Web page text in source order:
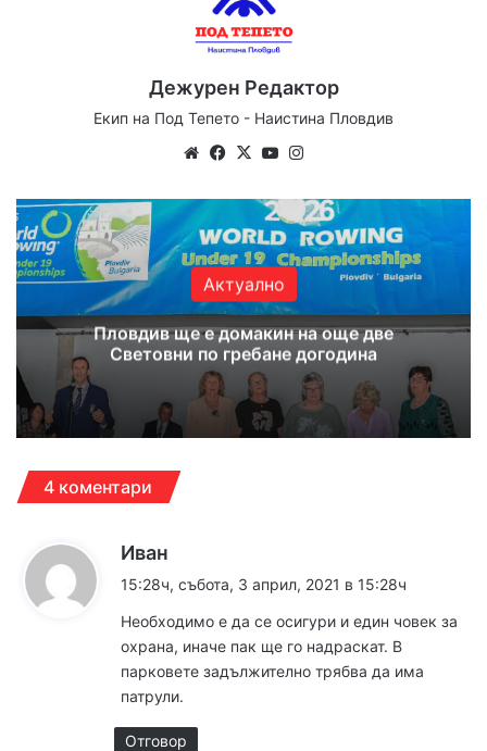
Дежурен Редактор
Екип на Под Тепето - Наистина Пловдив
We
te
Fa
bo
ok
X
Yo
ub
e
ra
m
Актуално
Пловдив ще е домакин на още две
Световни по гребане догодина
4 коментари
Иван
а
:
15:28ч, събота, 3 април, 2021 в 15:28ч
Необходимо е да се осигури и един човек за
охрана, иначе пак ще го надраскат. В
парковете задължително трябва да има
патрули.
Отговор